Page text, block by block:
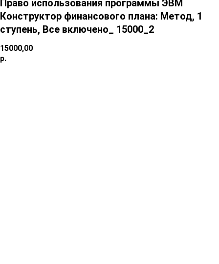
Право использования программы ЭВМ
Конструктор финансового плана: Метод, 1
ступень, Все включено_ 15000_2
15000,00
р.